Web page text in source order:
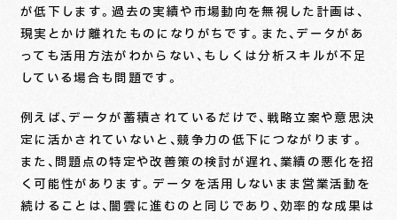
が低下します。過去の実績や市場動向を無視した計画は、
現実とかけ離れたものになりがちです。また、データがあ
っても活用方法がわからない、もしくは分析スキルが不足
している場合も問題です。
例えば、データが蓄積されているだけで、戦略立案や意思決
定に活かされていないと、競争力の低下につながります。
また、問題点の特定や改善策の検討が遅れ、業績の悪化を招
く可能性があります。データを活用しないまま営業活動を
続けることは、闇雲に進むのと同じであり、効率的な成果は